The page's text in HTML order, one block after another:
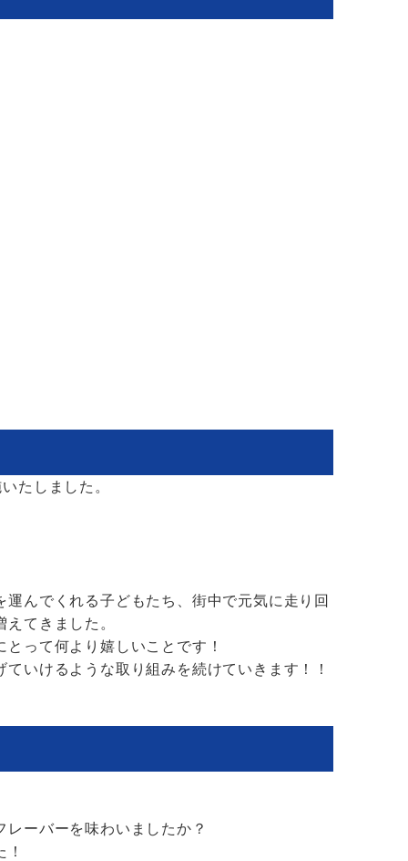
たしました。
んでくれる子どもたち、街中で元気に走り回
てきました。
って何より嬉しいことです！
いけるような取り組みを続けていきます！！
ーバーを味わいましたか？